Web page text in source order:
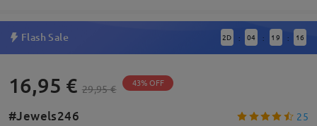
Flash Sale 2D : 04 : 19 : 15
16,95 € 29,95 € 43% OFF
#Jewels246 25